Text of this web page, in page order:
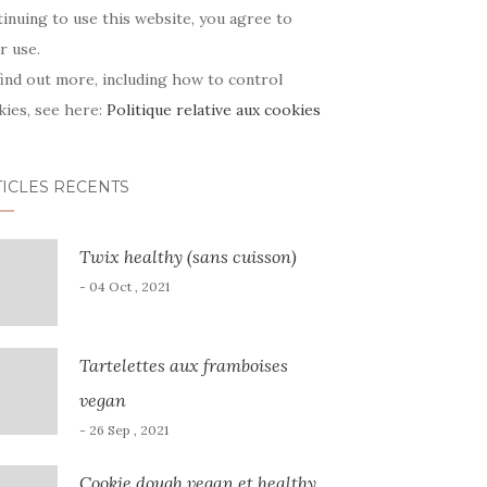
to use this website, you agree to
use.
out more, including how to control
see here: Politique relative aux cookies
RÉCENTS
Twix healthy (sans cuisson)
- 04 Oct , 2021
Tartelettes aux framboises
vegan
- 26 Sep , 2021
Cookie dough vegan et healthy